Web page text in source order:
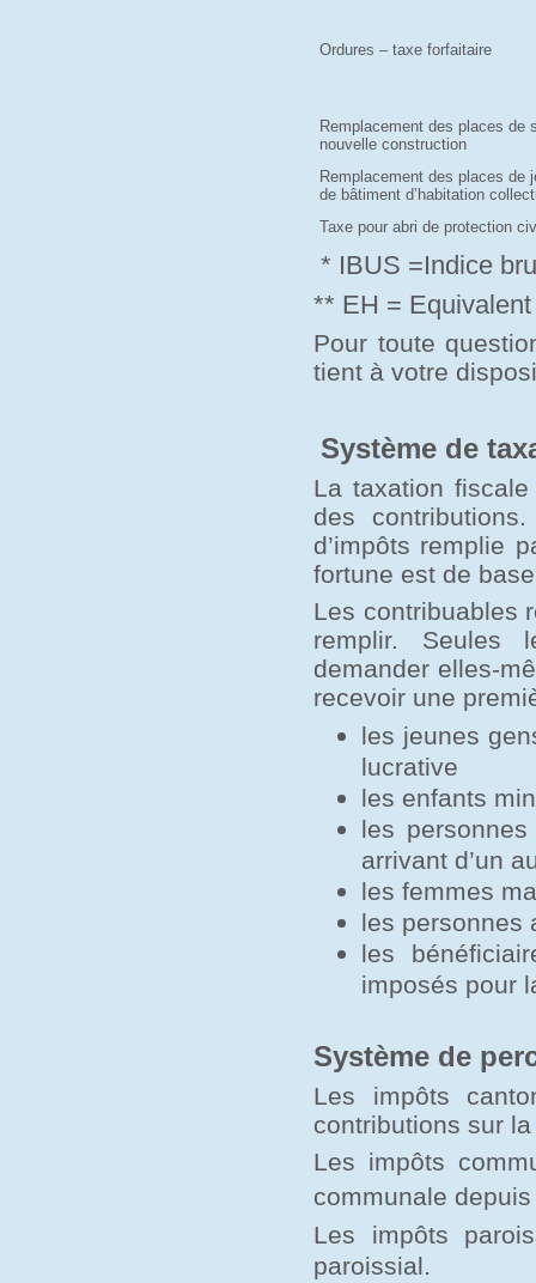
Ordures – taxe forfaitaire
Remplacement des places de
nouvelle construction
Remplacement des places de
de bâtiment d’habitation
Taxe pour abri de protection
* IBUS =Indice
** EH =
Pour toute
tient à votre
Système de
La taxation
des
d’impôts remplie
fortune est de
Les contribuables
remplir. Seules
demander elles-
recevoir une
les jeunes
lucrative
les enfants
les
arrivant d’un
les femmes
les personnes
les
imposés pour
Système de
Les impôts
contributions sur
Les impôts
communale
Les impôts
paroissial.